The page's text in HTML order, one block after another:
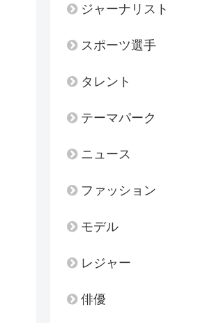
ジャーナリスト
スポーツ選手
タレント
テーマパーク
ニュース
ファッション
モデル
レジャー
俳優